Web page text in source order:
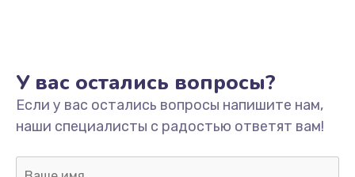
от 550 руб.
Заказать
Замена микросхемы зарядки
У вас остались вопросы?
Если у вас остались вопросы напишите нам,
наши специалисты с радостью ответят вам!